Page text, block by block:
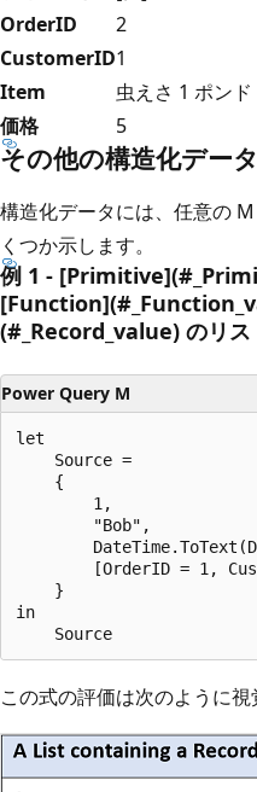
OrderID
2
CustomerID1
Item
虫えさ 1 ポンド
価格
5
その他の構造化デー
構造化データには、任意の
くつか示します。
例 1 -
(#_Record_value) のリス
Power Query M
let
    Source =
    {
        1,
        "Bob",
[OrderID = 1,
    }
in
この式の評価は次のように視